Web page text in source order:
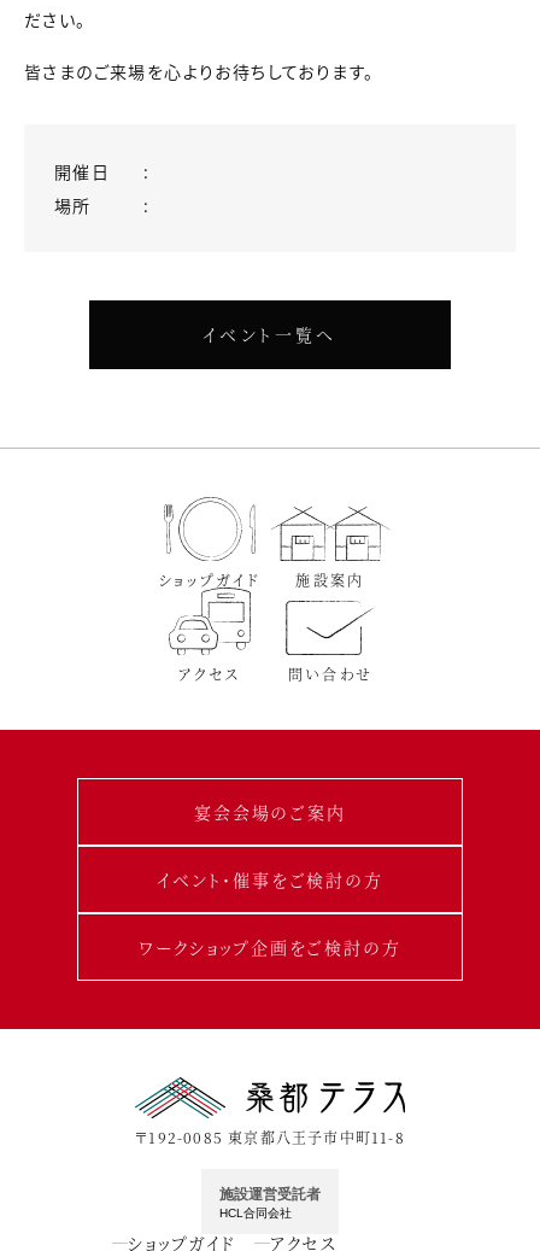
ださい。
皆さまのご来場を心よりお待ちしております。
開催日
場所
イベント一覧へ
ショップガイド 施設案内
アクセス 問い合わせ
宴会会場のご案内
イベント･催事をご検討の方
ワークショップ企画をご検討の方
〒192-0085 東京都八王子市中町11-8
施設運営受託者
HCL合同会社
ショップガイド アクセス